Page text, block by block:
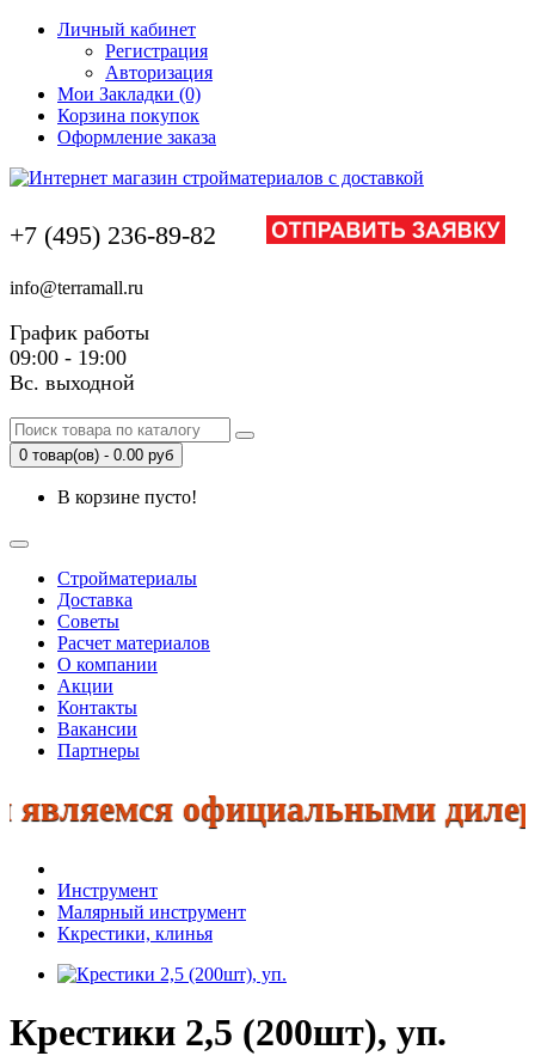
Личный кабинет
Регистрация
Авторизация
Мои Закладки (0)
Корзина покупок
Оформление заказа
+7 (495) 236-89-82
info@terramall.ru
График работы
09:00 - 19:00
Вс. выходной
0 товар(ов) - 0.00 руб
В корзине пусто!
Стройматериалы
Доставка
Советы
Расчет материалов
О компании
Акции
Контакты
Вакансии
Партнеры
официальными
Инструмент
Малярный инструмент
Ккрестики, клинья
Крестики 2,5 (200шт), уп.